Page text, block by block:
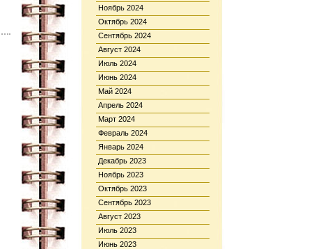
Ноябрь 2024
Октябрь 2024
Сентябрь 2024
Август 2024
Июль 2024
Июнь 2024
Май 2024
Апрель 2024
Март 2024
Февраль 2024
Январь 2024
Декабрь 2023
Ноябрь 2023
Октябрь 2023
Сентябрь 2023
Август 2023
Июль 2023
Июнь 2023